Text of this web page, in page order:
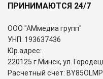
ПРИНИМАЮТСЯ 24/7
ООО "АМмедиа групп"
УНП: 193637436
Юр.адрес:
220125 г.Минск, ул.
Расчетный счет: